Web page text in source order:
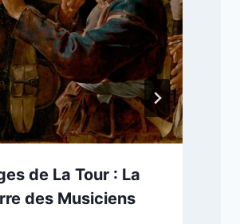
de La Tour : La
des Musiciens